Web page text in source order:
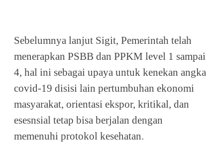
Sebelumnya lanjut Sigit, Pemerintah telah
menerapkan PSBB dan PPKM level 1 sampai
4, hal ini sebagai upaya untuk kenekan angka
covid-19 disisi lain pertumbuhan ekonomi
masyarakat, orientasi ekspor, kritikal, dan
esesnsial tetap bisa berjalan dengan
memenuhi protokol kesehatan.